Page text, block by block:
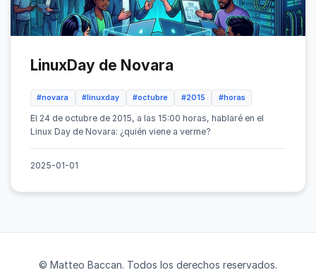
LinuxDay de Novara
#novara #linuxday #octubre #2015 #horas
El 24 de octubre de 2015, a las 15:00 horas, hablaré en el
Linux Day de Novara: ¿quién viene a verme?
2025-01-01
© Matteo Baccan. Todos los derechos reservados.